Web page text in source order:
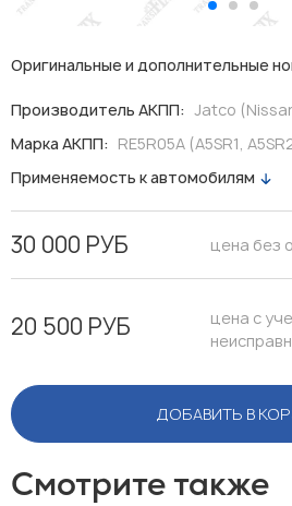
Оригинальные и дополнительные
Производитель АКПП: Jatco
Марка АКПП: RE5R05A (A5SR1,
Применяемость к автомобилям
30 000 РУБ цена без
20 500 РУБ
цена с
ДОБАВИТЬ В
Смотрите также